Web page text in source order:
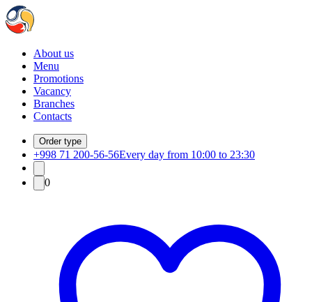
About us
Menu
Promotions
Vacancy
Branches
Contacts
Order type
+998 71 200-56-56Every day from 10:00 to 23:30
0